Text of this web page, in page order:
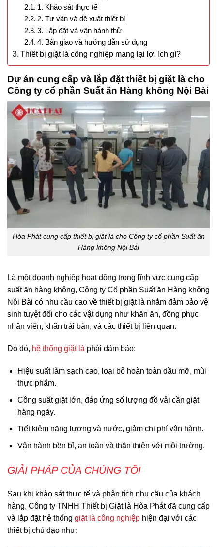
1. Khảo sát thực tế
2. Tư vấn và đề xuất thiết bị
3. Lắp đặt và vận hành thử
4. Bàn giao và hướng dẫn sử dụng
Thiết bị giặt là công nghiệp mang lại lợi ích gì?
Dự án cung cấp và lắp đặt thiết bị giặt là cho
Công ty cổ phần Suất ăn Hàng không Nội Bài
Hòa Phát cung cấp thiết bị giặt là cho Công ty cổ phần Suất ăn
Hàng không Nội Bài
Là một doanh nghiệp hoạt động trong lĩnh vực cung cấp
suất ăn hàng không, Công ty Cổ phần Suất ăn Hàng không
Nội Bài có nhu cầu cao về thiết bị giặt là nhằm đảm bảo vệ
sinh tuyệt đối cho các vật dụng như khăn ăn, đồng phục
nhân viên, khăn trải bàn, và các thiết bị liên quan.
Do đó, hệ thống giặt là phải đảm bảo:
Hiệu suất làm sạch cao, loại bỏ hoàn toàn dầu mỡ, mùi
thực phẩm.
Công suất giặt lớn, đáp ứng số lượng đồ vải cần giặt
hàng ngày.
Tiết kiệm năng lượng và nước, giảm chi phí vận hành.
Vận hành bền bỉ, an toàn và thân thiện với môi trường.
GIẢI PHÁP CỦA CHÚNG TÔI
Sau khi khảo sát thực tế và phân tích nhu cầu của khách
hàng, Công ty TNHH Thiết bị Giặt là Hòa Phát đã cung cấp
và lắp đặt hệ thống giặt là công nghiệp hiện đại với các
thiết bị chủ đạo như: